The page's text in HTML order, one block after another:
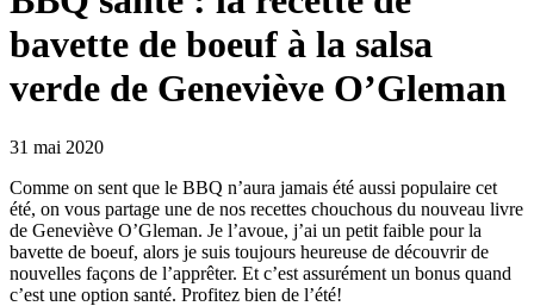
bavette de boeuf à la salsa
verde de Geneviève O’Gleman
31 mai 2020
Comme on sent que le BBQ n’aura jamais été aussi populaire cet
été, on vous partage une de nos recettes chouchous du nouveau livre
de Geneviève O’Gleman. Je l’avoue, j’ai un petit faible pour la
bavette de boeuf, alors je suis toujours heureuse de découvrir de
nouvelles façons de l’apprêter. Et c’est assurément un bonus quand
c’est une option santé. Profitez bien de l’été!